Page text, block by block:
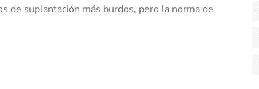
de suplantación más burdos, pero la norma de